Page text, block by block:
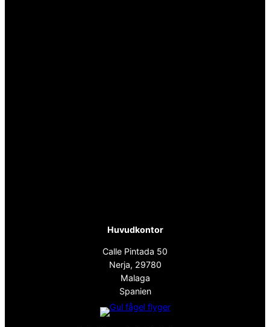
Huvudkontor
Calle Pintada 50
Nerja, 29780
Malaga
Spanien